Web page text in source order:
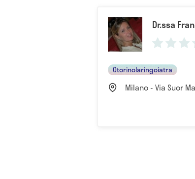
Dr.ssa
Otorinolaringoiatra
Milano - Via Suor